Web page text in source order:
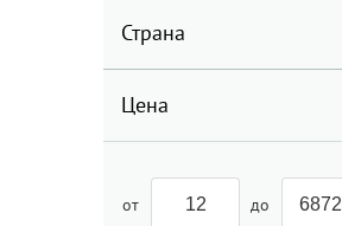
Антибактериальное
средство
БАДы
Страна
Цена
от до